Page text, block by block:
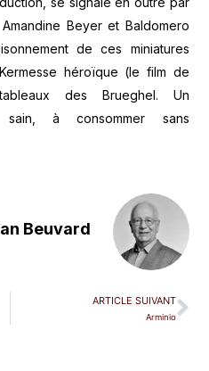
Beyer et Baldomero
de ces miniatures
héroïque (le film de
des Brueghel. Un
sain, à consommer sans
Beuvard
ARTICLE SUIVANT
Arminio